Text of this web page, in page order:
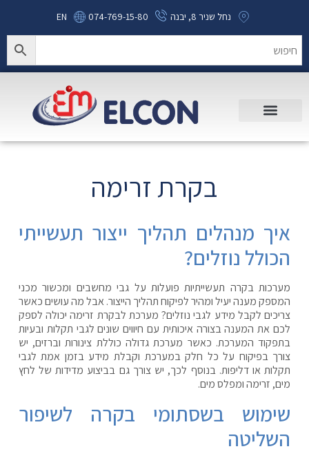
נחל שניר 8, יבנה 074-769-15-80
EN
בקרת זרימה
איך מנהלים תהליך ייצור תעשייתי
הכולל נוזלים?
מערכות בקרה תעשייתיות פועלות על גבי מחשבים ומכשור מכני
המספק מענה יעיל ומהיר לפיקוח תהליך הייצור. אבל מה עושים כאשר
צריכים לקבל מידע לגבי נוזלים? מערכת לבקרת זרימה יכולה לספק
לכם את המענה בצורה איכותית עם חיווים שונים לגבי תקלות ובעיות
בתפקוד המערכת. כאשר מערכת גדולה כוללת צינורות וברזים, יש
צורך בפיקוח על כל חלק במערכת וקבלת מידע בזמן אמת לגבי
תקלות או דליפות. בנוסף לכך, יש צורך גם בביצוע מדידות של לחץ
מים, זרימה ומפלס מים.
שימוש בשסתומי בקרה לשיפור
השליטה